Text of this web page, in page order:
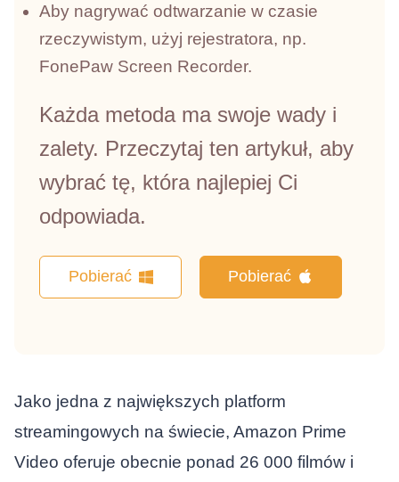
Aby nagrywać odtwarzanie w czasie
rzeczywistym, użyj rejestratora, np.
FonePaw Screen Recorder.
Każda metoda ma swoje wady i
zalety. Przeczytaj ten artykuł, aby
wybrać tę, która najlepiej Ci
odpowiada.
Pobierać Pobierać
Jako jedna z największych platform
streamingowych na świecie, Amazon Prime
Video oferuje obecnie ponad 26 000 filmów i